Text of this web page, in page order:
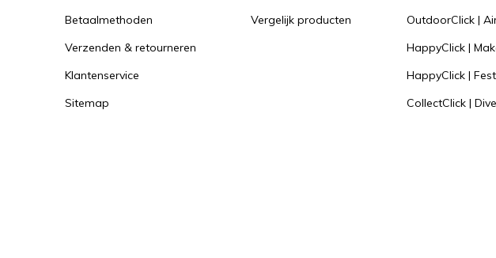
Betaalmethoden
Verzenden & retourneren
Klantenservice
Sitemap
Vergelijk producten
OutdoorClick |
HappyClick |
HappyClick |
CollectClick |